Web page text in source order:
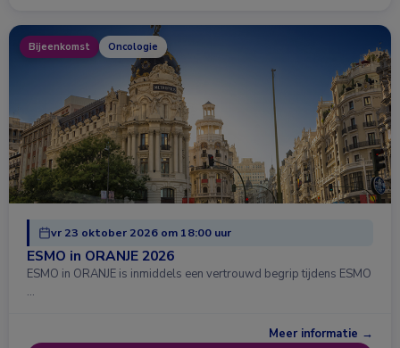
Bijeenkomst Oncologie
vr 23 oktober 2026 om 18:00 uur
ESMO in ORANJE 2026
ESMO in ORANJE is inmiddels een vertrouwd begrip tijdens ESMO
…
Meer informatie →